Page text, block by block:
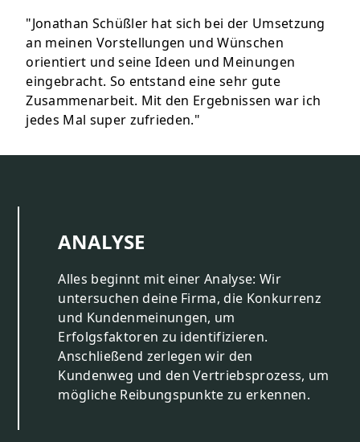
"Jonathan Schüßler hat sich bei der Umsetzung
an meinen Vorstellungen und Wünschen
orientiert und seine Ideen und Meinungen
eingebracht. So entstand eine sehr gute
Zusammenarbeit. Mit den Ergebnissen war ich
jedes Mal super zufrieden."
ANALYSE
Alles beginnt mit einer Analyse: Wir
untersuchen deine Firma, die Konkurrenz
und Kundenmeinungen, um
Erfolgsfaktoren zu identifizieren.
Anschließend zerlegen wir den
Kundenweg und den Vertriebsprozess, um
mögliche Reibungspunkte zu erkennen.